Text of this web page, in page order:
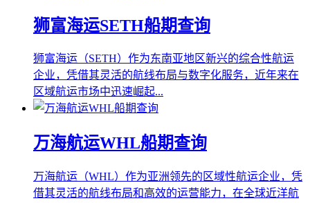
狮富海运SETH船期查询
狮富海运（SETH）作为东南亚地区新兴的综合性航运
企业，凭借其灵活的航线布局与数字化服务，近年来在
区域航运市场中迅速崛起...
万海航运WHL船期查询
万海航运（WHL）作为亚洲领先的区域性航运企业，凭
借其灵活的航线布局和高效的运营能力，在全球近洋航